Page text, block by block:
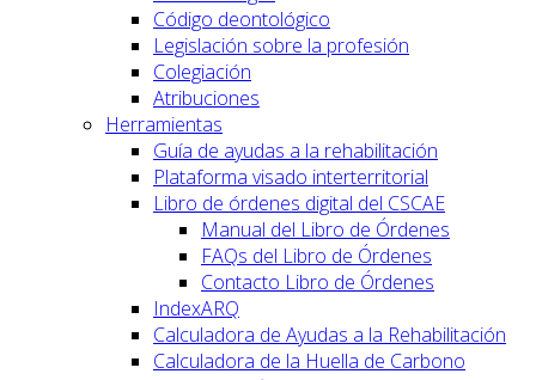
Código deontológico
Legislación sobre la profesión
Colegiación
Atribuciones
Herramientas
Guía de ayudas a la rehabilitación
Plataforma visado interterritorial
Libro de órdenes digital del CSCAE
Manual del Libro de Órdenes
FAQs del Libro de Órdenes
Contacto Libro de Órdenes
IndexARQ
Calculadora de Ayudas a la Rehabilitación
Calculadora de la Huella de Carbono